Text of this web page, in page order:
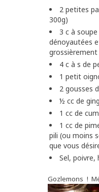
2 petites
300g)
3 c à soupe
dénoyautées
grossièrement
4 c à s de
1 petit
2 gousses
½ cc de
1 cc de
1 cc de
pili (ou moins
que vous
Sel, poivre,
Gozlemons !